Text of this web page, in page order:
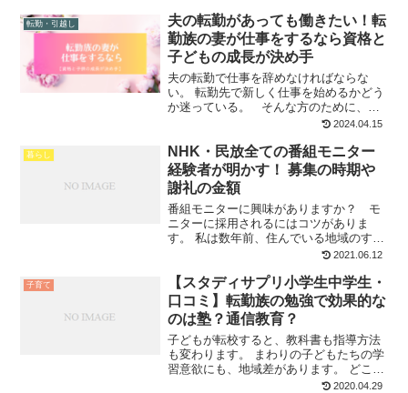
らない引っ越しではトラブルがつきもの
です。 引っ越し当日に...
転勤・引越し
夫の転勤があっても働きたい！転
勤族の妻が仕事をするなら資格と
子どもの成長が決め手
夫の転勤で仕事を辞めなければならな
い。 転勤先で新しく仕事を始めるかどう
か迷っている。 そんな方のために、現
役転勤族の妻が年齢や子どもの状況に応
転勤、仕事を辞めるのは妻…？ 男女とも
に働くのが当たり...
2024.04.15
暮らし
NHK・民放全ての番組モニター
経験者が明かす！ 募集の時期や
謝礼の金額
番組モニターに興味がありますか？ モ
ニターに採用されるにはコツがありま
す。 私は数年前、住んでいる地域のすべ
ての放送局の番組モニターを同時進行で
組モニターを経験しています。 ネット上
の情報は、古いのか事...
2021.06.12
子育て
【スタディサプリ小学生中学生・
口コミ】転勤族の勉強で効果的な
のは塾？通信教育？
子どもが転校すると、教科書も指導方法
も変わります。 まわりの子どもたちの学
習意欲にも、地域差があります。 どこへ
行っても勉強で困らないために、転勤族
2020.04.29